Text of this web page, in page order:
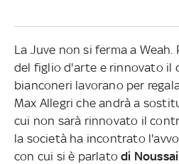
La Juve non si ferma a
del figlio d'arte e rinnovato il
bianconeri lavorano per
Max Allegri che andrà a
cui non sarà rinnovato il
la società ha incontrato
con cui si è parlato di